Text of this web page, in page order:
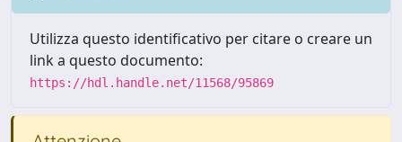
Utilizza questo identificativo per citare o creare un
link a questo documento:
https://hdl.handle.net/11568/95869